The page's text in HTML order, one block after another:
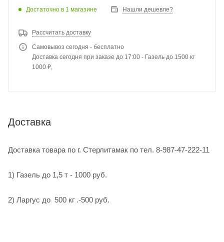
Достаточно в 1 магазине Нашли дешевле?
Рассчитать доставку
Самовывоз сегодня - бесплатно
Доставка сегодня при заказе до 17:00 - Газель до 1500 кг
1000 ₽,
Доставка
Доставка товара по г. Стерлитамак по тел. 8-987-47-222-11
1) Газель до 1,5 т - 1000 руб.
2) Ларгус до 500 кг .-500 руб.